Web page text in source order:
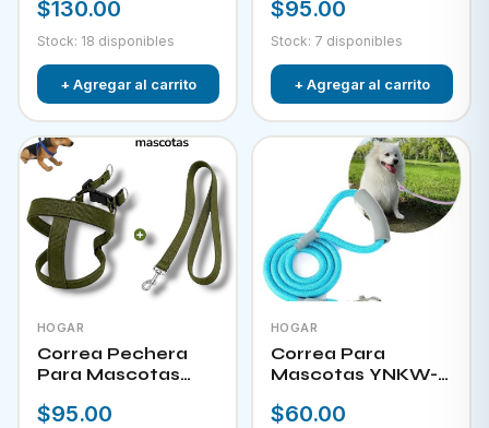
$130.00
Stock: 18 disponibles
+ Agregar al carrito
$95.00
Stock: 7 disponibles
+ Agregar al carrito
HOGAR
Correa Pechera
Para Mascotas
$95.00
HOGAR
Correa Para
Mascotas YNKW-
$60.00